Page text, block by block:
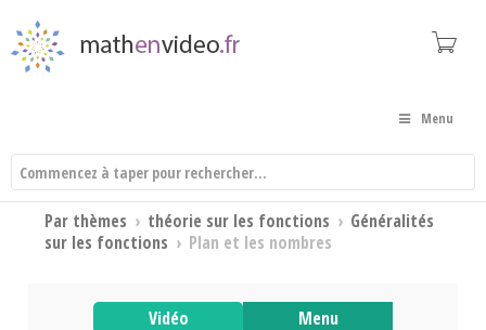
Menu
Par thèmes › théorie sur les fonctions › Généralités
sur les fonctions › Plan et les nombres
Vidéo Menu